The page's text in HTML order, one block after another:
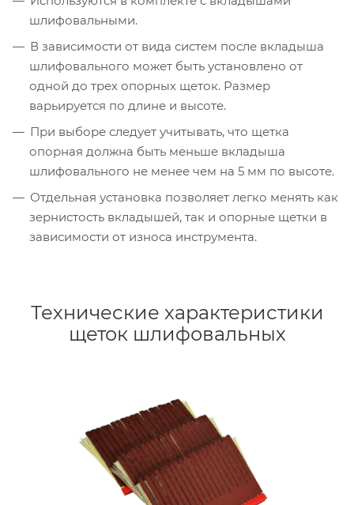
шлифовальными.
В зависимости от вида систем после вкладыша
шлифовального может быть установлено от
одной до трех опорных щеток. Размер
варьируется по длине и высоте.
При выборе следует учитывать, что щетка
опорная должна быть меньше вкладыша
шлифовального не менее чем на 5 мм по высоте.
Отдельная установка позволяет легко менять как
зернистость вкладышей, так и опорные щетки в
зависимости от износа инструмента.
Технические характеристики
щеток шлифовальных